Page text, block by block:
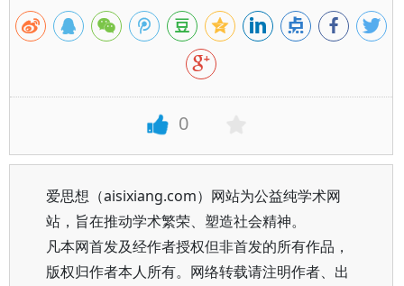
0
爱思想（aisixiang.com）网站为公益纯学术网
站，旨在推动学术繁荣、塑造社会精神。
凡本网首发及经作者授权但非首发的所有作品，
版权归作者本人所有。网络转载请注明作者、出